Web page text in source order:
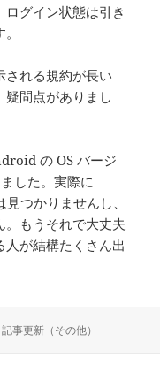
グイン状態は引き
される規約が長い
問点がありまし
の OS バージ
した。実際に
つかりませんし、
。もうそれで大丈夫
が結構たくさん出
カ
記事更新（その他）